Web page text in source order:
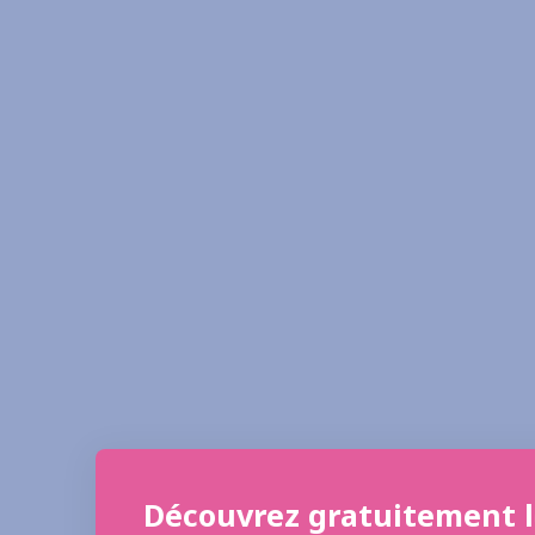
Découvrez gratuitement